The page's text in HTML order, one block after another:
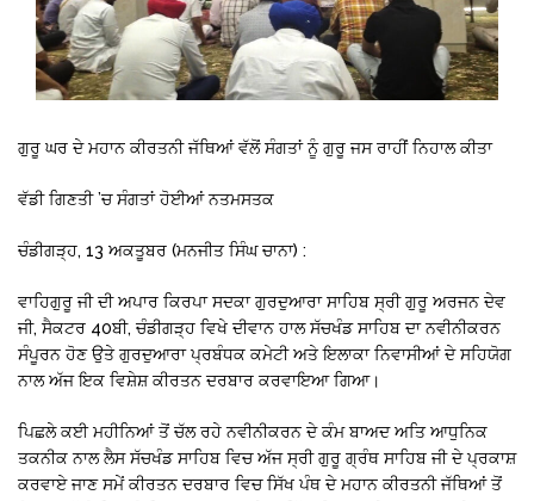
ਗੁਰੂ ਘਰ ਦੇ ਮਹਾਨ ਕੀਰਤਨੀ ਜੱਥਿਆਂ ਵੱਲੋਂ ਸੰਗਤਾਂ ਨੂੰ ਗੁਰੂ ਜਸ ਰਾਹੀਂ ਨਿਹਾਲ ਕੀਤਾ
ਵੱਡੀ ਗਿਣਤੀ ’ਚ ਸੰਗਤਾਂ ਹੋਈਆਂ ਨਤਮਸਤਕ
ਚੰਡੀਗੜ੍ਹ, 13 ਅਕਤੂਬਰ (ਮਨਜੀਤ ਸਿੰਘ ਚਾਨਾ) :
ਵਾਹਿਗੁਰੂ ਜੀ ਦੀ ਅਪਾਰ ਕਿਰਪਾ ਸਦਕਾ ਗੁਰਦੁਆਰਾ ਸਾਹਿਬ ਸ੍ਰੀ ਗੁਰੂ ਅਰਜਨ ਦੇਵ
ਜੀ, ਸੈਕਟਰ 40ਬੀ, ਚੰਡੀਗੜ੍ਹ ਵਿਖੇ ਦੀਵਾਨ ਹਾਲ ਸੱਚਖੰਡ ਸਾਹਿਬ ਦਾ ਨਵੀਨੀਕਰਨ
ਸੰਪੂਰਨ ਹੋਣ ਉਤੇ ਗੁਰਦੁਆਰਾ ਪ੍ਰਬੰਧਕ ਕਮੇਟੀ ਅਤੇ ਇਲਾਕਾ ਨਿਵਾਸੀਆਂ ਦੇ ਸਹਿਯੋਗ
ਨਾਲ ਅੱਜ ਇਕ ਵਿਸ਼ੇਸ਼ ਕੀਰਤਨ ਦਰਬਾਰ ਕਰਵਾਇਆ ਗਿਆ।
ਪਿਛਲੇ ਕਈ ਮਹੀਨਿਆਂ ਤੋਂ ਚੱਲ ਰਹੇ ਨਵੀਨੀਕਰਨ ਦੇ ਕੰਮ ਬਾਅਦ ਅਤਿ ਆਧੁਨਿਕ
ਤਕਨੀਕ ਨਾਲ ਲੈਸ ਸੱਚਖੰਡ ਸਾਹਿਬ ਵਿਚ ਅੱਜ ਸ੍ਰੀ ਗੁਰੂ ਗ੍ਰੰਥ ਸਾਹਿਬ ਜੀ ਦੇ ਪ੍ਰਕਾਸ਼
ਕਰਵਾਏ ਜਾਣ ਸਮੇਂ ਕੀਰਤਨ ਦਰਬਾਰ ਵਿਚ ਸਿੱਖ ਪੰਥ ਦੇ ਮਹਾਨ ਕੀਰਤਨੀ ਜੱਥਿਆਂ ਤੋਂ